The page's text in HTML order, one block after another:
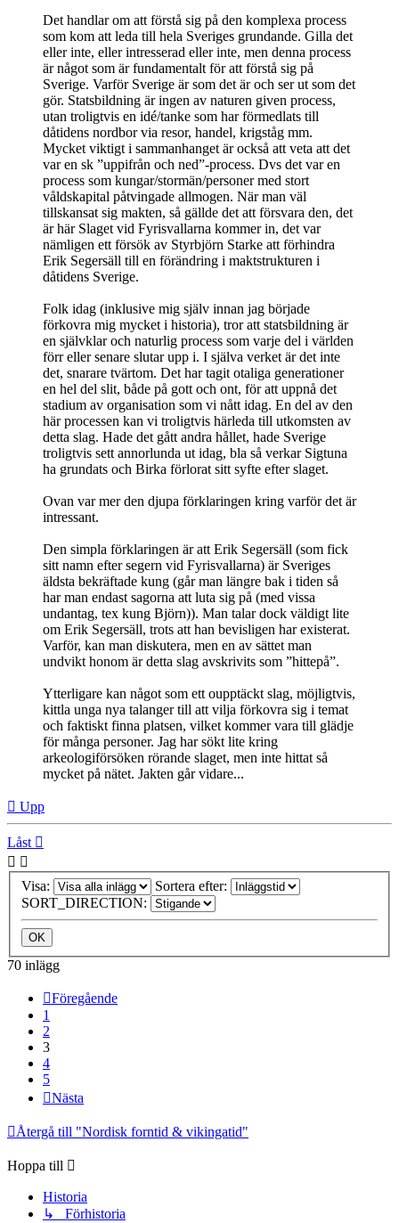
Det handlar om att förstå sig på den komplexa process
som kom att leda till hela Sveriges grundande. Gilla det
eller inte, eller intresserad eller inte, men denna process
är något som är fundamentalt för att förstå sig på
Sverige. Varför Sverige är som det är och ser ut som det
gör. Statsbildning är ingen av naturen given process,
utan troligtvis en idé/tanke som har förmedlats till
dåtidens nordbor via resor, handel, krigståg mm.
Mycket viktigt i sammanhanget är också att veta att det
var en sk ”uppifrån och ned”-process. Dvs det var en
process som kungar/stormän/personer med stort
våldskapital påtvingade allmogen. När man väl
tillskansat sig makten, så gällde det att försvara den, det
är här Slaget vid Fyrisvallarna kommer in, det var
nämligen ett försök av Styrbjörn Starke att förhindra
Erik Segersäll till en förändring i maktstrukturen i
dåtidens Sverige.
Folk idag (inklusive mig själv innan jag började
förkovra mig mycket i historia), tror att statsbildning är
en självklar och naturlig process som varje del i världen
förr eller senare slutar upp i. I själva verket är det inte
det, snarare tvärtom. Det har tagit otaliga generationer
en hel del slit, både på gott och ont, för att uppnå det
stadium av organisation som vi nått idag. En del av den
här processen kan vi troligtvis härleda till utkomsten av
detta slag. Hade det gått andra hållet, hade Sverige
troligtvis sett annorlunda ut idag, bla så verkar Sigtuna
ha grundats och Birka förlorat sitt syfte efter slaget.
Ovan var mer den djupa förklaringen kring varför det är
intressant.
Den simpla förklaringen är att Erik Segersäll (som fick
sitt namn efter segern vid Fyrisvallarna) är Sveriges
äldsta bekräftade kung (går man längre bak i tiden så
har man endast sagorna att luta sig på (med vissa
undantag, tex kung Björn)). Man talar dock väldigt lite
om Erik Segersäll, trots att han bevisligen har existerat.
Varför, kan man diskutera, men en av sättet man
undvikt honom är detta slag avskrivits som ”hittepå”.
Ytterligare kan något som ett oupptäckt slag, möjligtvis,
kittla unga nya talanger till att vilja förkovra sig i temat
och faktiskt finna platsen, vilket kommer vara till glädje
för många personer. Jag har sökt lite kring
arkeologiförsöken rörande slaget, men inte hittat så
mycket på nätet. Jakten går vidare...
Upp
Låst
Visa:
Sortera efter:
SORT_DIRECTION:
70 inlägg
Föregående
1
2
3
4
5
Nästa
Återgå till "Nordisk forntid & vikingatid"
Hoppa till
Historia
↳ Förhistoria